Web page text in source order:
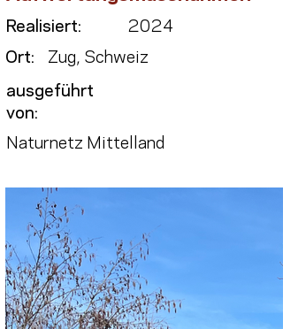
Realisiert:
2024
Ort:
Zug, Schweiz
ausgeführt
von:
Naturnetz Mittelland